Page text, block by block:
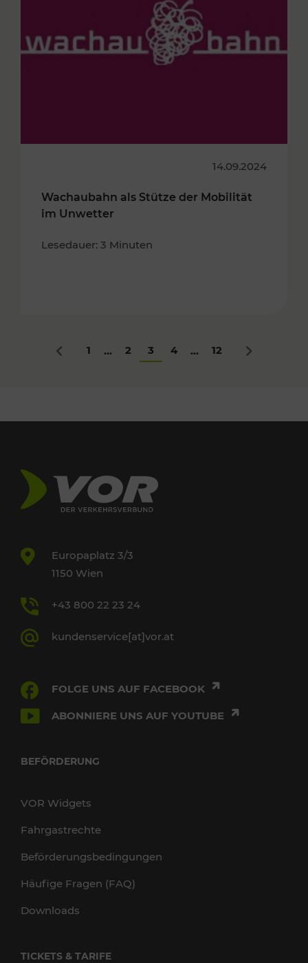
14.09.2024
Wachaubahn als Stütze der Mobilität
im Unwetter
Lesedauer: 3 Minuten
Zurück
1 ... 2 3 4 ... 12 Nächstes
Europaplatz 3/3
1150 Wien
+43 800 22 23 24
kundenservice[at]vor.at
FOLGE UNS AUF FACEBOOK
ABONNIERE UNS AUF YOUTUBE
BEFÖRDERUNG
VOR Widgets
Fahrgastrechte
Beförderungsbedingungen
Häufige Fragen (FAQ)
Downloads
TICKETS & TARIFE